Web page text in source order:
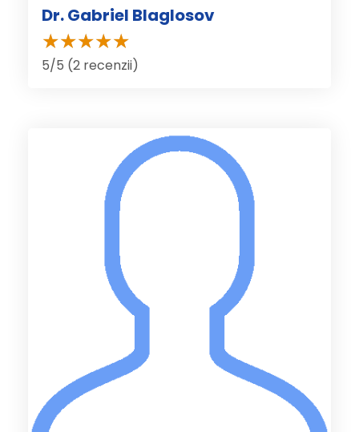
Dr. Gabriel Blaglosov
5/5 (2 recenzii)